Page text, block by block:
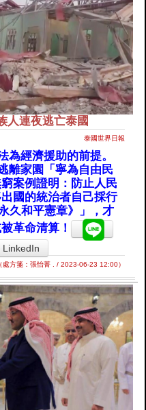
人連夜逃亡泰國
泰國世界日報
為經濟援助的前提。
離家園「寧為自由民
案例證明：防止人民
國的統治者自己採行
久和平憲章》」，才
革命清算！
LinkedIn
（處方箋：張怡菁 . / 2023-06-23 12:00）